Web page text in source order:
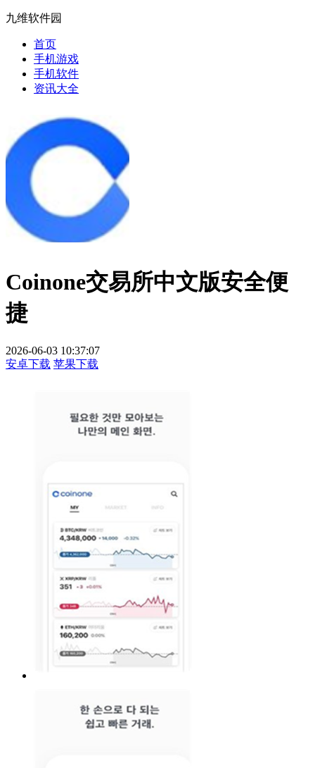
九维软件园
首页
手机游戏
手机软件
资讯大全
Coinone交易所中文版安全便
捷
2026-06-03 10:37:07
安卓下载 苹果下载